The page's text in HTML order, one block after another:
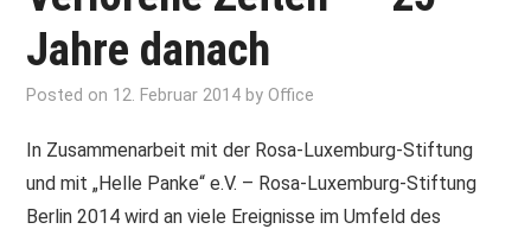
Jahre danach
Posted on 12. Februar 2014 byOffice
In Zusammenarbeit mit der Rosa-Luxemburg-Stiftung
und mit „Helle Panke“ e.V. – Rosa-Luxemburg-Stiftung
Berlin 2014 wird an viele Ereignisse im Umfeld des